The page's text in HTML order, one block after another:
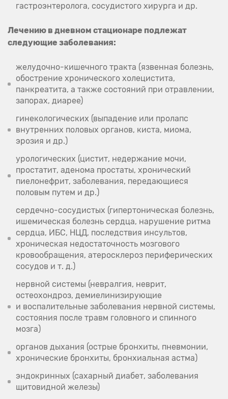
гастроэнтеролога, сосудистого хирурга и др.
Лечению в дневном стационаре подлежат
следующие заболевания:
желудочно-кишечного тракта (язвенная болезнь,
обострение хронического холецистита,
панкреатита, а также состояний при отравлении,
запорах, диарее)
гинекологических (выпадение или пролапс
внутренних половых органов, киста, миома,
эрозия и др.)
урологических (цистит, недержание мочи,
простатит, аденома простаты, хронический
пиелонефрит, заболевания, передающиеся
половым путем и др.)
сердечно-сосудистых (гипертоническая болезнь,
ишемическая болезнь сердца, нарушение ритма
сердца, ИБС, НЦД, последствия инсультов,
хроническая недостаточность мозгового
кровообращения, атеросклероз периферических
сосудов и т. д.)
нервной системы (невралгия, неврит,
остеохондроз, демиелинизирующие
и воспалительные заболевания нервной системы,
состояния после травм головного и спинного
мозга)
органов дыхания (острые бронхиты, пневмонии,
хронические бронхиты, бронхиальная астма)
эндокринных (сахарный диабет, заболевания
щитовидной железы)